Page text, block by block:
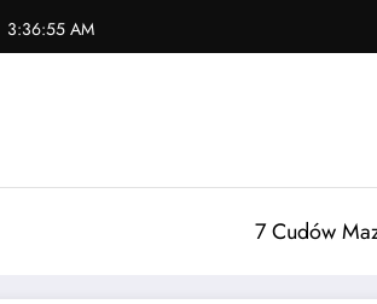
3:36:56 AM
7 Cudów